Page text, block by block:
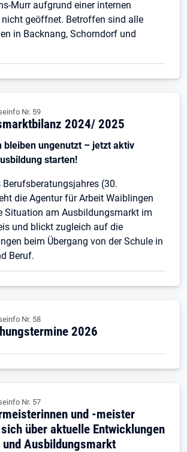
Murr aufgrund einer internen
geöffnet. Betroffen sind alle
in Backnang, Schorndorf und
Nr. 59
2024/ 2025
bleiben ungenutzt – jetzt aktiv
starten!
Berufsberatungsjahres (30.
die Agentur für Arbeit Waiblingen
Situation am Ausbildungsmarkt im
und blickt zugleich auf die
beim Übergang von der Schule in
Beruf.
Nr. 58
2026
Nr. 57
und -meister
über aktuelle Entwicklungen
Ausbildungsmarkt